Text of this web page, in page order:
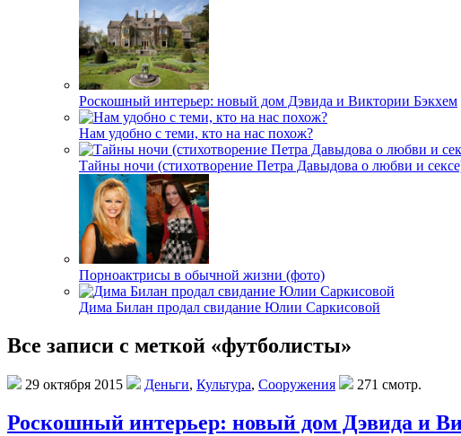
Роскошный интерьер: новый дом Дэвида и Виктории Бэкхем
Нам удобно с теми, кто на нас похож?
Тайны ночи (стихотворение Петра Давыдова о любви и
Порноактрисы в обычной жизни (фото)
Дима Билан продал свидание Юлии Саркисовой
Все записи с меткой «футболисты»
29 октября 2015 Деньги, Культура, Сооружения 271 смотр.
Роскошный интерьер: новый дом Дэвида и